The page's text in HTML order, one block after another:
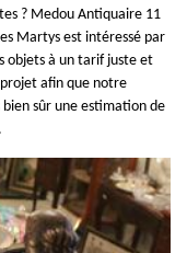
? Medou Antiquaire 11
Martys est intéressé par
objets à un tarif juste et
afin que notre
bien sûr une estimation de